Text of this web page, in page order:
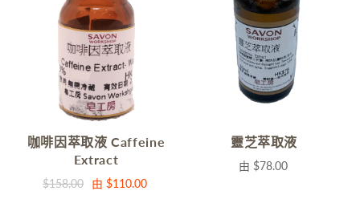
咖啡因萃取液 Caffeine
Extract
$158.00 由 $110.00
靈芝萃取液
由 $78.00